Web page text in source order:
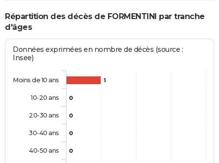
Répartition des décès de FORMENTINI par tranche
d'âges
Données exprimées en nombre de décès (source :
Insee)
1
0
0
0
0
Moins de 10 ans
10-20 ans
20-30 ans
30-40 ans
40-50 ans